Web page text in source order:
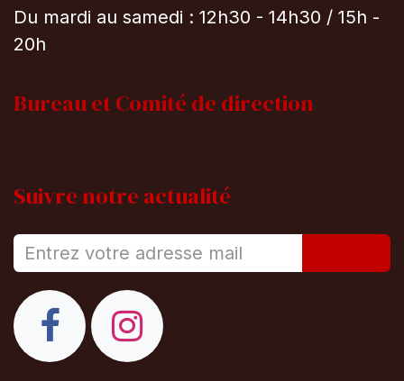
Du mardi au samedi : 12h30 - 14h30 / 15h -
20h
Bureau etComité de direction
Suivre notre actualité